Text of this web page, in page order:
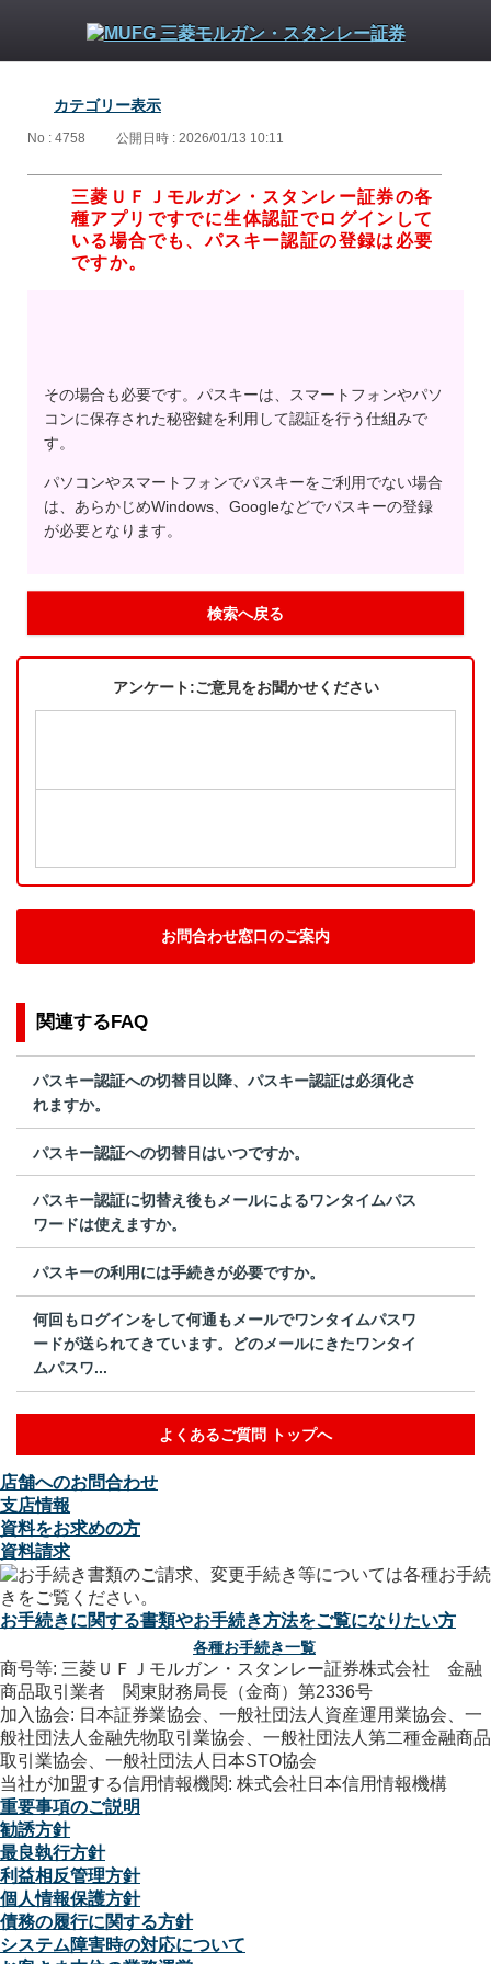
カテゴリー表示
No : 4758 公開日時 : 2026/01/13 10:11
三菱ＵＦＪモルガン・スタンレー証券の各
種アプリですでに生体認証でログインして
いる場合でも、パスキー認証の登録は必要
ですか。
その場合も必要です。パスキーは、スマートフォンやパソ
コンに保存された秘密鍵を利用して認証を行う仕組みで
す。
パソコンやスマートフォンでパスキーをご利用でない場合
は、あらかじめWindows、Googleなどでパスキーの登録
が必要となります。
検索へ戻る
アンケート:ご意見をお聞かせください
お問合わせ窓口のご案内
関連するFAQ
パスキー認証への切替日以降、パスキー認証は必須化さ
れますか。
パスキー認証への切替日はいつですか。
パスキー認証に切替え後もメールによるワンタイムパス
ワードは使えますか。
パスキーの利用には手続きが必要ですか。
何回もログインをして何通もメールでワンタイムパスワ
ードが送られてきています。どのメールにきたワンタイ
ムパスワ...
よくあるご質問 トップへ
店舗へのお問合わせ
支店情報
資料をお求めの方
資料請求
お手続きに関する書類やお手続き方法をご覧になりたい方
各種お手続き一覧
商号等: 三菱ＵＦＪモルガン・スタンレー証券株式会社 金融
商品取引業者 関東財務局長（金商）第2336号
加入協会: 日本証券業協会、一般社団法人資産運用業協会、一
般社団法人金融先物取引業協会、一般社団法人第二種金融商品
取引業協会、一般社団法人日本STO協会
当社が加盟する信用情報機関: 株式会社日本信用情報機構
重要事項のご説明
勧誘方針
最良執行方針
利益相反管理方針
個人情報保護方針
債務の履行に関する方針
システム障害時の対応について